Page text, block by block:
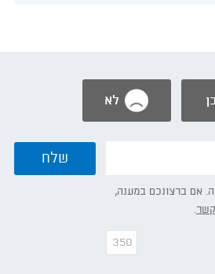
כן לא
שלח
אם ברצונכם במענה,
.